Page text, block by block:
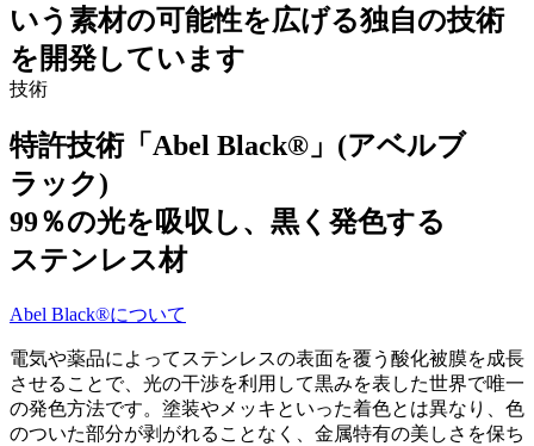
いう素材の可能性を広げる独自の技術
を開発しています
技術
特許技術「Abel Black®」(アベルブ
ラック)
99％の光を吸収し、黒く発色する
ステンレス材
Abel Black®について
電気や薬品によってステンレスの表面を覆う酸化被膜を成長
させることで、光の干渉を利用して黒みを表した世界で唯一
の発色方法です。塗装やメッキといった着色とは異なり、色
のついた部分が剥がれることなく、金属特有の美しさを保ち